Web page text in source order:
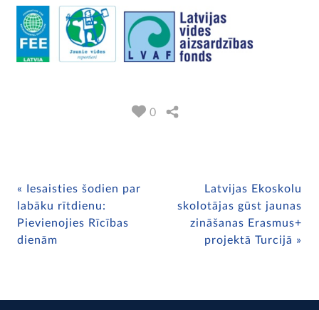
0
Iesaisties šodien par
labāku rītdienu:
Pievienojies Rīcības
dienām
Latvijas Ekoskolu
skolotājas gūst jaunas
zināšanas Erasmus+
projektā Turcijā